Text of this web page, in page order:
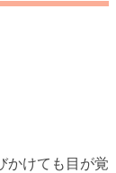
かけても目が覚